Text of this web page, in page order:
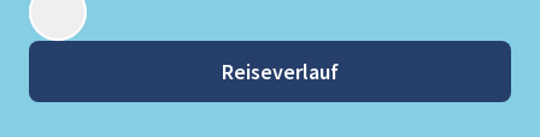
Reiseverlauf